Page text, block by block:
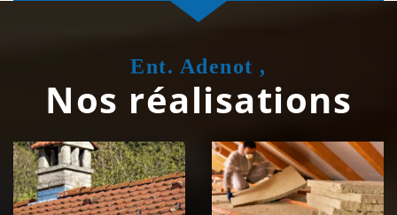
Ent. Adenot ,
Nos réalisations
Couvreur
zingueur 39
Jura
Isolation de
toiture 39
Jura